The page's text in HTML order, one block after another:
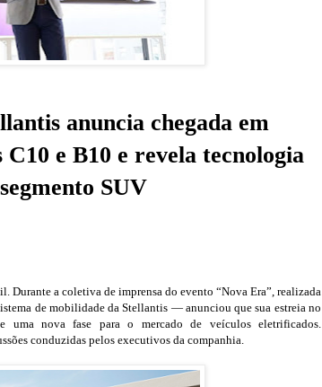
anuncia chegada em
e B10 e revela tecnologia
SUV
Durante a coletiva de imprensa do evento “Nova Era”, realizada
de mobilidade da Stellantis — anunciou que sua estreia no
uma nova fase para o mercado de veículos eletrificados.
conduzidas pelos executivos da companhia.